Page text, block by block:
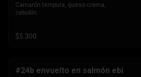
Camarón tempura, queso crema,
cebollín.
$5.300
#24b envuelto en salmón ebi